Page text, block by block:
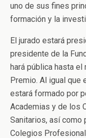
uno de sus fines
formación y la
El jurado estará
presidente de la
hará pública hasta
Premio. Al igual que
estará formado por
Academias y de los
Sanitarios, así como
Colegios